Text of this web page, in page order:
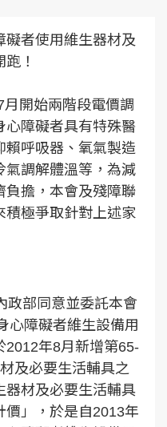
礙者使用維生器材及
！
開始兩階段電價調
心障礙者具有特殊醫
賴呼吸器、氧氣製造
氣調解體溫等，為減
負擔，本會及殘障聯
積極爭取針對上述家
部同意並委託本會
心障礙者維生設備用
2012年8月新增第65-
及必要生活輔具之
器材及必要生活輔具
價」，於是自2013年